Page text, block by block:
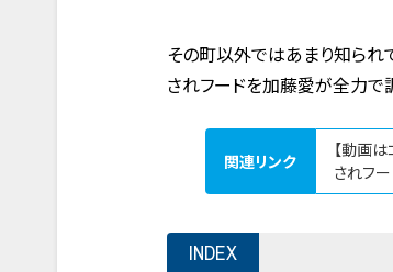
その町以外ではあまり知られ
されフードを加藤愛が全力で調
関連リンク
【動画
されフー
INDEX